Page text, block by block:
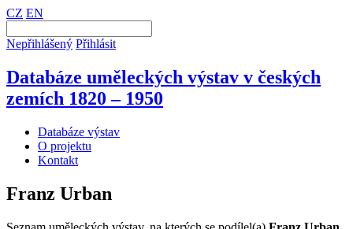
CZ EN
Nepřihlášený Přihlásit
Databáze uměleckých výstav v českých
zemích 1820 – 1950
Databáze výstav
O projektu
Kontakt
Franz Urban